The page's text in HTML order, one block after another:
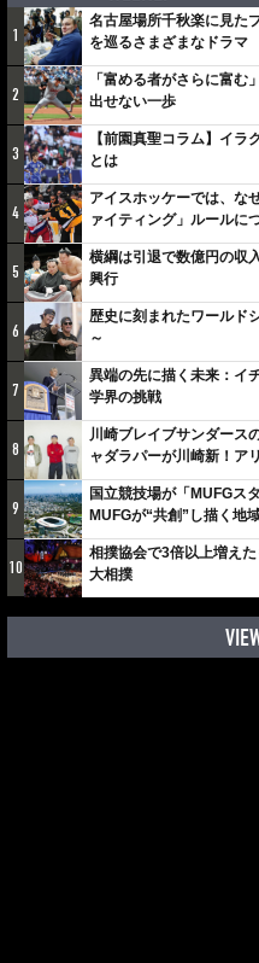
1
名古屋場所千秋楽に見た
を巡るさまざまなドラマ
2
「富める者がさらに富
出せない一歩
3
【前園真聖コラム】イ
とは
4
アイスホッケーでは、な
ァイティング」ルールに
5
横綱は引退で数億円の収
興行
6
歴史に刻まれたワールド
～
7
異端の先に描く未来：イ
学界の挑戦
8
川崎ブレイブサンダース
ャダラパーが川崎新！ア
しみでしかないでしょ。
9
国立競技場が「MUFGス
MUFGが“共創”し描く地
10
相撲協会で3倍以上増え
大相撲